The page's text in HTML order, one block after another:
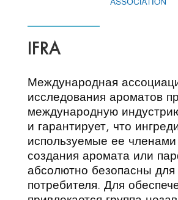
IFRA
Международная
исследования ароматов
международную
и гарантирует, что
используемые ее
создания аромата или
абсолютно безопасны для
потребителя. Для